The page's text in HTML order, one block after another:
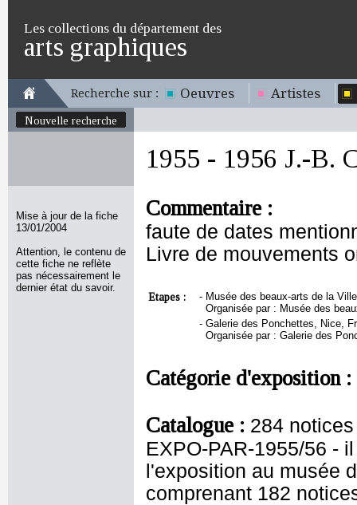
Les collections du département des
arts graphiques
Recherche sur : Oeuvres Artistes
Nouvelle recherche
Mise à jour de la fiche
13/01/2004
Attention, le contenu de
cette fiche ne reflète
pas nécessairement le
dernier état du savoir.
1955 - 1956 J.-B.
Commentaire :
faute de dates
Livre de mouvements
Etapes : - Musée des beaux-arts de la
Organisée par : Musée des
- Galerie des Ponchettes, Nice,
Organisée par : Galerie des
Catégorie d'exposition :
Catalogue : 284
EXPO-PAR-1955/56 -
l'exposition au musée
comprenant 182